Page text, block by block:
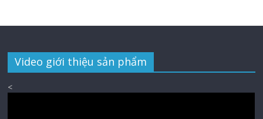
Video giới thiệu sản phẩm
<